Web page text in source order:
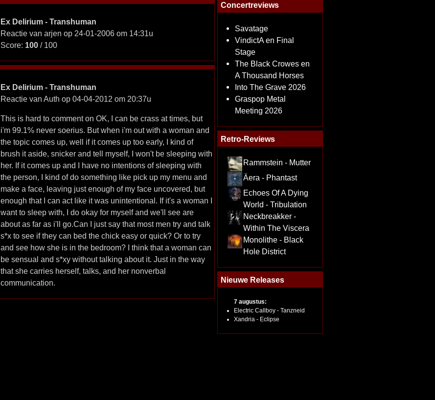
Ex Delirium - Transhuman
Reactie van arjen op 24-01-2006 om 14:31u
Score: 100/ 100
Ex Delirium - Transhuman
Reactie van Auth op 04-04-2012 om 20:37u
This is hard to comment on OK, I can be crass at times, but
i'm 99.1% never soerius. But when i'm out with a woman and
the topic comes up, well if it comes up too early, I kind of
brush it aside, snicker and tell myself, I won't be sleeping with
her. If it comes up and I have no intentions of sleeping with
the person, I kind of do something like pick up my menu and
make a face, leaving just enough of my face uncovered, but
enough that I can act like it was unintentional. If it's a woman I
want to sleep with, I do okay for myself and we'll see are
about as far as i'll go.Can I just say that most men try and talk
s*x to see if they can bed the chick easy or quick? Or to try
and see how she is in the bedroom? I think that a woman can
be sensual and s*xy without talking about it. Just in the way
that she carries herself, talks, and her nonverbal
communication.
Concertreviews
Savatage
VindictA en Final
Stage
The Black Crowes en
A Thousand Horses
Into The Grave 2026
Graspop Metal
Meeting 2026
Retro-Reviews
Rammstein - Mutter
Äera - Phantast
Echoes Of A Dying
World - Tribulation
Neckbreakker -
Within The Viscera
Monolithe - Black
Hole District
Nieuwe Releases
7 augustus:
Electric Callboy - Tanzneid
Xandria - Eclipse